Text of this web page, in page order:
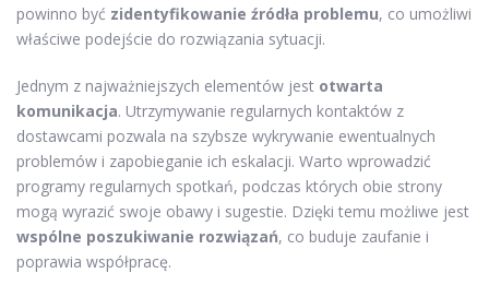
powinno być zidentyfikowanie źródła problemu, co umożliwi
właściwe podejście do rozwiązania sytuacji.
Jednym z najważniejszych elementów jest otwarta
komunikacja. Utrzymywanie regularnych kontaktów z
dostawcami pozwala na szybsze wykrywanie ewentualnych
problemów i zapobieganie ich eskalacji. Warto wprowadzić
programy regularnych spotkań, podczas których obie strony
mogą wyrazić swoje obawy i sugestie. Dzięki temu możliwe jest
wspólne poszukiwanie rozwiązań, co buduje zaufanie i
poprawia współpracę.